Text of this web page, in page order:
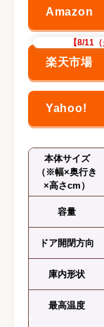
【8/11
本体サイズ
（※幅×奥行き
×高さcm）
容量
ドア開閉方向
庫内形状
最高温度